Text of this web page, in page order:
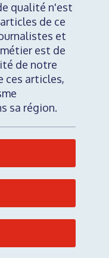
qualité n'est
de ce
et
est de
de notre
ces articles,
sa région.